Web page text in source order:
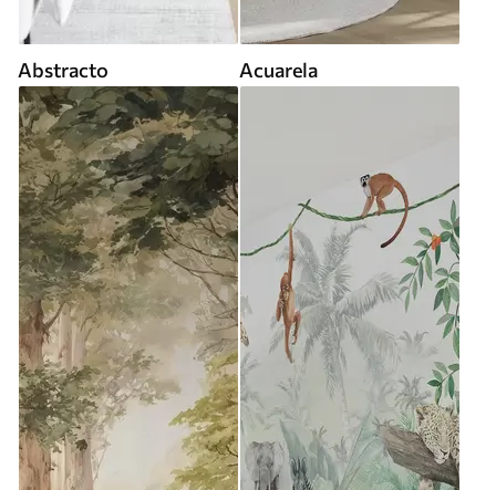
Abstracto Acuarela